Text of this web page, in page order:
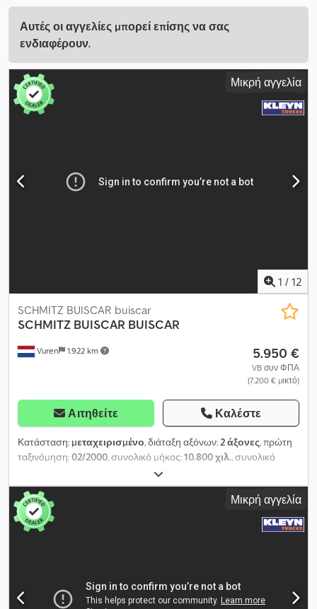
Αυτές οι αγγελίες μπορεί επίσης να σας
ενδιαφέρουν.
Μικρή αγγελία
1 / 12
Vuren 1.922 km
SCHMITZ BUISCAR buiscar
SCHMITZ BUISCAR BUISCAR
5.950 €
VB συν ΦΠΑ
(7.200 € μικτό)
Αιτηθείτε Καλέστε
Κατάσταση: μεταχειρισμένο, διάταξη αξόνων: 2 άξονες, πρώτη
ταξινόμηση:02/2000 , συνολικό μήκος:10.800 χιλ. , συνολικό
, συνολικό ύψος:
μέγεθος ελαστικού:385/65R22,5, χρώμα:άλλο, Έτος
κατασκευής:
, Number of axles: 2, twin tires, chassis type: full
chassis, chassis material: steel, kingpin size: 2 inch, body year of
manufacture: 2000, body material: steel, axle type: BPW = Further
Brakes: Drum brakes Suspension: Leaf suspension Axle 1: Twin
tires; left inner tire tread: 5 mm; left outer tire tread: 7 mm; right
Μικρή αγγελία